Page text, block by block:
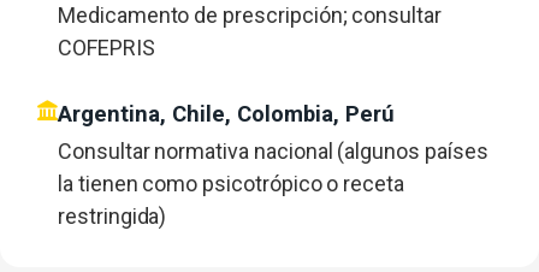
Medicamento de prescripción; consultar
COFEPRIS
Argentina, Chile, Colombia, Perú
Consultar normativa nacional (algunos países
la tienen como psicotrópico o receta
restringida)